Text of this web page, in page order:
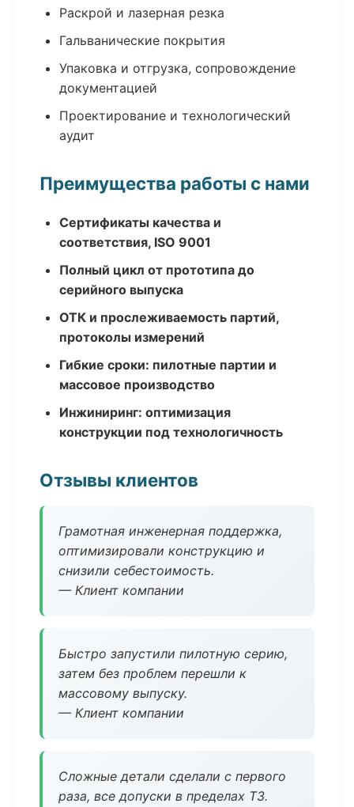
Раскрой и лазерная резка
Гальванические покрытия
Упаковка и отгрузка, сопровождение
документацией
Проектирование и технологический
аудит
Преимущества работы с нами
Сертификаты качества и
соответствия, ISO 9001
Полный цикл от прототипа до
серийного выпуска
ОТК и прослеживаемость партий,
протоколы измерений
Гибкие сроки: пилотные партии и
массовое производство
Инжиниринг: оптимизация
конструкции под технологичность
Отзывы клиентов
Грамотная инженерная поддержка,
оптимизировали конструкцию и
снизили себестоимость.
— Клиент компании
Быстро запустили пилотную серию,
затем без проблем перешли к
массовому выпуску.
— Клиент компании
Сложные детали сделали с первого
раза, все допуски в пределах ТЗ.